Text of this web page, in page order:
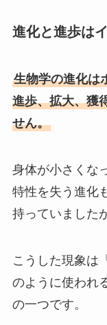
進化と進歩は
生物学の進化は
進歩、拡大、獲
せん。
身体が小さくな
特性を失う進化
持っていました
こうした現象は
のように使われ
の一つです。